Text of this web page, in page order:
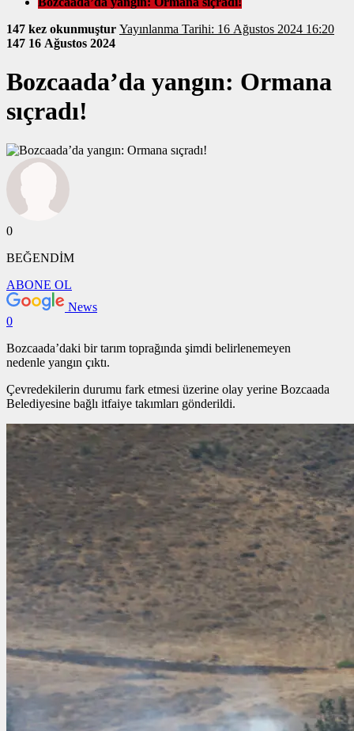
147 kez okunmuştur
Yayınlanma Tarihi: 16 Ağustos 2024 16:20
147 16 Ağustos 2024
Bozcaada’da yangın: Ormana
sıçradı!
0
BEĞENDİM
ABONE OL
News
0
Bozcaada’daki bir tarım toprağında şimdi belirlenemeyen
nedenle yangın çıktı.
Çevredekilerin durumu fark etmesi üzerine olay yerine Bozcaada
Belediyesine bağlı itfaiye takımları gönderildi.